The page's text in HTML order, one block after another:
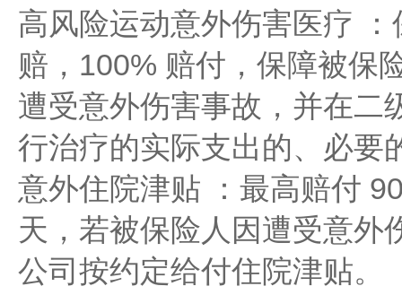
高风险运动意外伤害医疗
赔，100% 赔付，保障被保
遭受意外伤害事故，并在二
行治疗的实际支出的、必要
意外住院津贴 ：最高赔付
天，若被保险人因遭受意外
公司按约定给付住院津贴。